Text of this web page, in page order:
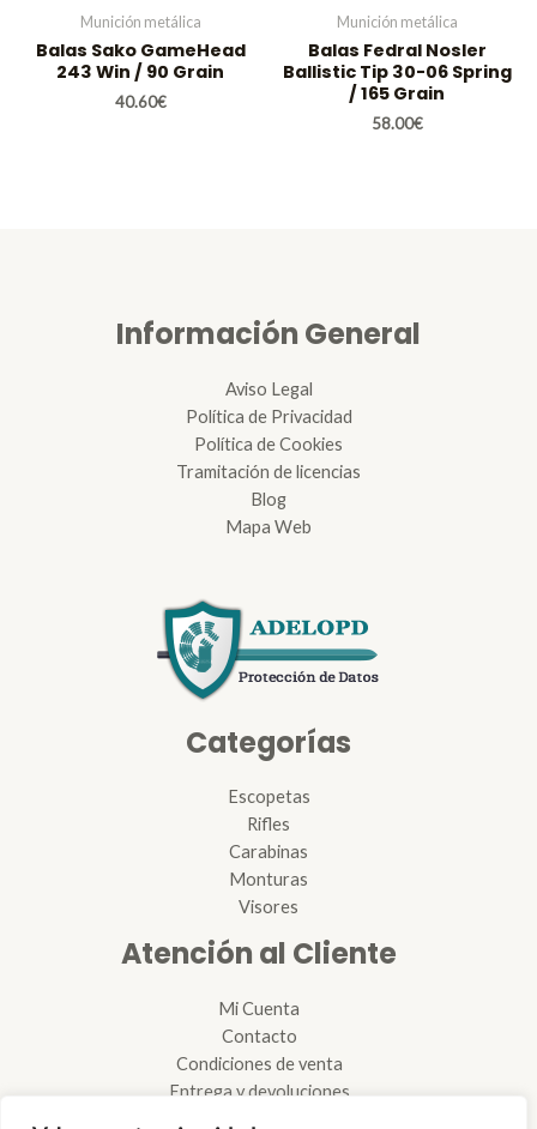
Munición metálica
Balas Sako GameHead
243 Win / 90 Grain
40.60€
Munición metálica
Balas Fedral Nosler
Ballistic Tip 30-06 Spring
/ 165 Grain
58.00€
Información General
Aviso Legal
Política de Privacidad
Política de Cookies
Tramitación de licencias
Blog
Mapa Web
Categorías
Escopetas
Rifles
Carabinas
Monturas
Visores
Atención al Cliente
Mi Cuenta
Contacto
Condiciones de venta
Entrega y devoluciones